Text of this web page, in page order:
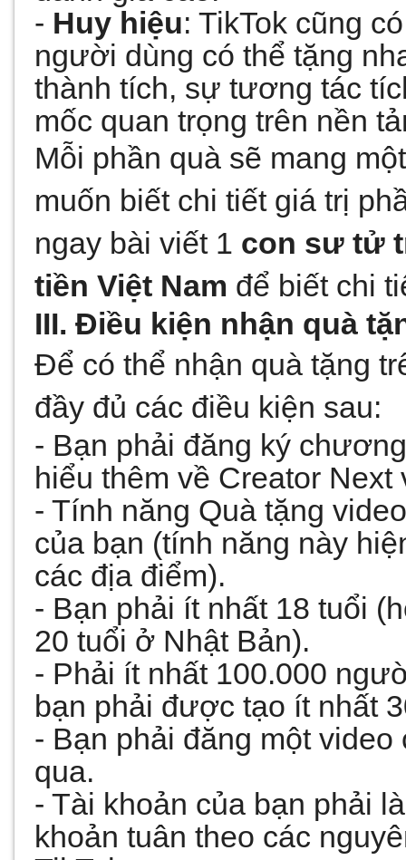
- Huy hiệu: TikTok cũng
người dùng có thể tặng
thành tích, sự tương tác
mốc quan trọng trên nền
Mỗi phần quà sẽ mang
muốn biết chi tiết giá trị
ngay bài viết 1 con sư tử
tiền Việt Nam để biết chi
III. Điều kiện nhận quà
Để có thể nhận quà tặng
đầy đủ các điều kiện sau:
- Bạn phải đăng ký
hiểu thêm về Creator
- Tính năng Quà tặng
của bạn (tính năng này
các địa điểm).
- Bạn phải ít nhất 18 tuổi
20 tuổi ở Nhật Bản).
- Phải ít nhất 100.000
bạn phải được tạo ít nhất
- Bạn phải đăng một
qua.
- Tài khoản của bạn phải
khoản tuân theo các